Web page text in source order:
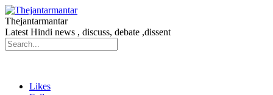
Thejantarmantar
Latest Hindi news , discuss, debate ,dissent
Likes